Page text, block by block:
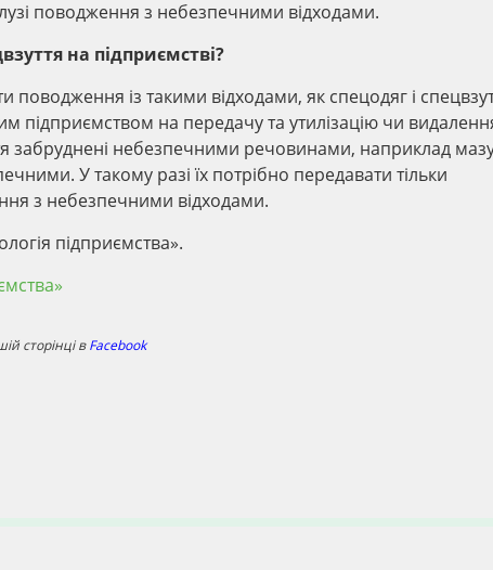
поводження з небезпечними відходами.
на підприємстві?
із такими відходами, як спецодяг і
підприємством на передачу та утилізацію чи
забруднені небезпечними речовинами, наприклад
У такому разі їх потрібно передавати тільки
з небезпечними відходами.
підприємства».
сторінці вFacebook